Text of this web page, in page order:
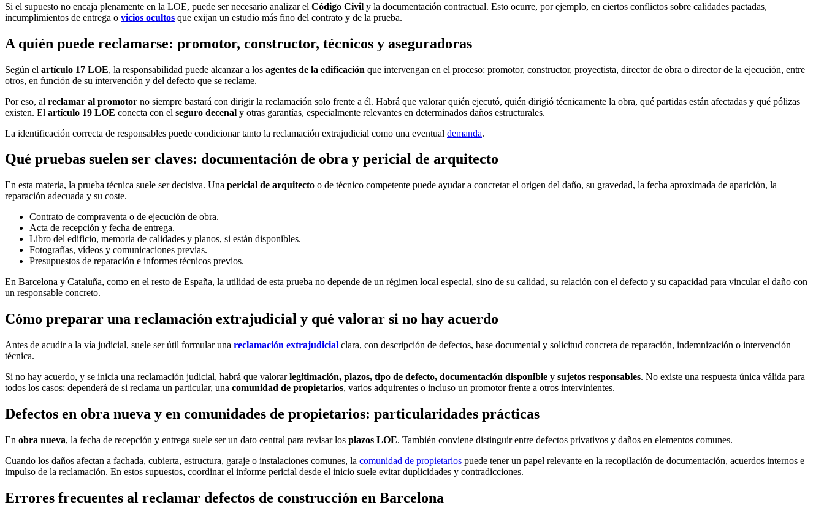
Si el supuesto no encaja plenamente en la LOE, puede ser necesario analizar el Código Civil y la documentación contractual. Esto ocurre, por ejemplo, en ciertos conflictos sobre calidades pactadas,
incumplimientos de entrega o vicios ocultos que exijan un estudio más fino del contrato y de la prueba.
A quién puede reclamarse: promotor, constructor, técnicos y aseguradoras
Según el artículo 17 LOE, la responsabilidad puede alcanzar a los agentes de la edificación que intervengan en el proceso: promotor, constructor, proyectista, director de obra o director de la ejecución, entre
otros, en función de su intervención y del defecto que se reclame.
Por eso, al reclamar al promotor no siempre bastará con dirigir la reclamación solo frente a él. Habrá que valorar quién ejecutó, quién dirigió técnicamente la obra, qué partidas están afectadas y qué pólizas
existen. El artículo 19 LOE conecta con el seguro decenal y otras garantías, especialmente relevantes en determinados daños estructurales.
La identificación correcta de responsables puede condicionar tanto la reclamación extrajudicial como una eventual demanda.
Qué pruebas suelen ser claves: documentación de obra y pericial de arquitecto
En esta materia, la prueba técnica suele ser decisiva. Una pericial de arquitecto o de técnico competente puede ayudar a concretar el origen del daño, su gravedad, la fecha aproximada de aparición, la
reparación adecuada y su coste.
Contrato de compraventa o de ejecución de obra.
Acta de recepción y fecha de entrega.
Libro del edificio, memoria de calidades y planos, si están disponibles.
Fotografías, vídeos y comunicaciones previas.
Presupuestos de reparación e informes técnicos previos.
En Barcelona y Cataluña, como en el resto de España, la utilidad de esta prueba no depende de un régimen local especial, sino de su calidad, su relación con el defecto y su capacidad para vincular el daño con
un responsable concreto.
Cómo preparar una reclamación extrajudicial y qué valorar si no hay acuerdo
Antes de acudir a la vía judicial, suele ser útil formular una reclamación extrajudicial clara, con descripción de defectos, base documental y solicitud concreta de reparación, indemnización o intervención
técnica.
Si no hay acuerdo, y se inicia una reclamación judicial, habrá que valorarlegitimación, plazos, tipo de defecto, documentación disponible y sujetos responsables. No existe una respuesta única válida para
todos los casos: dependerá de si reclama un particular, una comunidad de propietarios, varios adquirentes o incluso un promotor frente a otros intervinientes.
Defectos en obra nueva y en comunidades de propietarios: particularidades prácticas
En obra nueva, la fecha de recepción y entrega suele ser un dato central para revisar los plazos LOE. También conviene distinguir entre defectos privativos y daños en elementos comunes.
Cuando los daños afectan a fachada, cubierta, estructura, garaje o instalaciones comunes, la comunidad de propietarios puede tener un papel relevante en la recopilación de documentación, acuerdos internos e
impulso de la reclamación. En estos supuestos, coordinar el informe pericial desde el inicio suele evitar duplicidades y contradicciones.
Errores frecuentes al reclamar defectos de construcción en Barcelona